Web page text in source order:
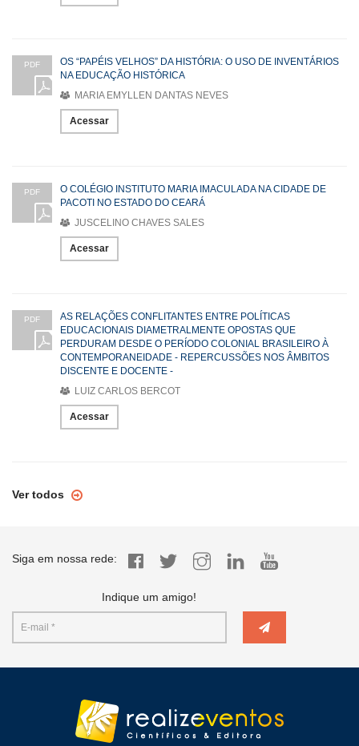
PDF
OS “PAPÉIS VELHOS” DA HISTÓRIA: O USO DE INVENTÁRIOS
NA EDUCAÇÃO HISTÓRICA
MARIA EMYLLEN DANTAS NEVES
Acessar
PDF
O COLÉGIO INSTITUTO MARIA IMACULADA NA CIDADE DE
PACOTI NO ESTADO DO CEARÁ
JUSCELINO CHAVES SALES
Acessar
PDF
AS RELAÇÕES CONFLITANTES ENTRE POLÍTICAS
EDUCACIONAIS DIAMETRALMENTE OPOSTAS QUE
PERDURAM DESDE O PERÍODO COLONIAL BRASILEIRO À
CONTEMPORANEIDADE - REPERCUSSÕES NOS ÂMBITOS
DISCENTE E DOCENTE -
LUIZ CARLOS BERCOT
Acessar
Ver todos
Siga em nossa rede:
Indique um amigo!